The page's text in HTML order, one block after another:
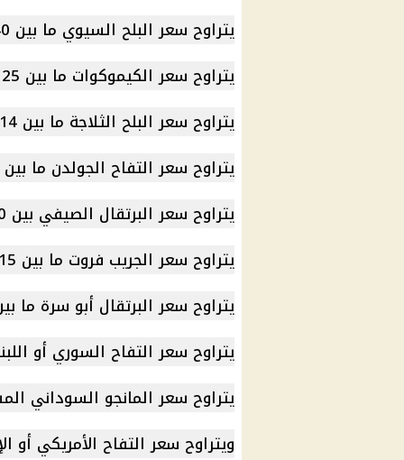
يتراوح سعر البلح السيوي ما بين 40 إلى 70 جنيهًا.
يتراوح سعر الكيموكوات ما بين 25 إلى 55 جنيهًا.
يتراوح سعر البلح الثلاجة ما بين 14 إلى 20 جنيهًا.
يتراوح سعر التفاح الجولدن ما بين 40 إلى 80 جنيهًا.
يتراوح سعر البرتقال الصيفي بين 10 إلى 18 جنيهًا.
يتراوح سعر الجريب فروت ما بين 15 إلى 21 جنيهًا.
يتراوح سعر البرتقال أبو سرة ما بين 17 إلى 23
يتراوح سعر التفاح السوري أو اللبناني ما بين
يتراوح سعر المانجو السوداني المستورد ما
ويتراوح سعر التفاح الأمريكي أو الإيطالي ما بين